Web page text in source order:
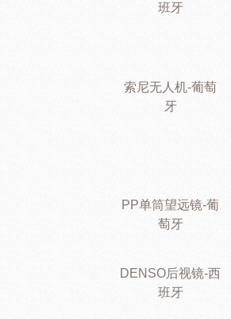
班牙
索尼无人机-葡萄
牙
PP单筒望远镜-葡
萄牙
DENSO后视镜-西
班牙